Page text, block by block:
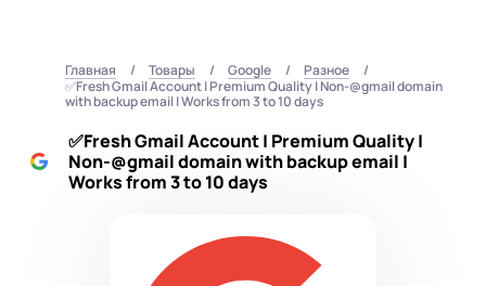
Главная Товары Google
Разное
✅Fresh Gmail Account | Premium Quality | Non-@gmail domain
with backup email | Works from 3 to 10 days
✅Fresh Gmail Account | Premium Quality |
Non-@gmail domain with backup email |
Works from 3 to 10 days